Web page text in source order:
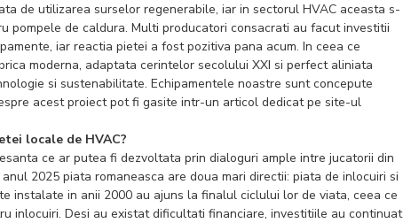
de utilizarea surselor regenerabile, iar in sectorul HVAC aceasta s-
pompele de caldura. Multi producatori consacrati au facut investitii
iar reactia pietei a fost pozitiva pana acum. In ceea ce
moderna, adaptata cerintelor secolului XXI si perfect aliniata
si sustenabilitate. Echipamentele noastre sunt concepute
acest proiect pot fi gasite intr-un articol dedicat pe site-ul
locale de HVAC?
ce ar putea fi dezvoltata prin dialoguri ample intre jucatorii din
2025 piata romaneasca are doua mari directii: piata de inlocuiri si
instalate in anii 2000 au ajuns la finalul ciclului lor de viata, ceea ce
inlocuiri. Desi au existat dificultati financiare, investitiile au continuat